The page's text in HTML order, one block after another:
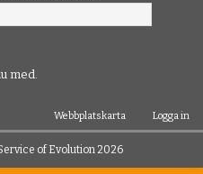
med.
Webbplatskarta Logga in
of Evolution 2026